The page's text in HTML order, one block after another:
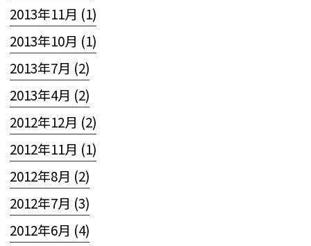
2013年11月 (1)
2013年10月 (1)
2013年7月 (2)
2013年4月 (2)
2012年12月 (2)
2012年11月 (1)
2012年8月 (2)
2012年7月 (3)
2012年6月 (4)